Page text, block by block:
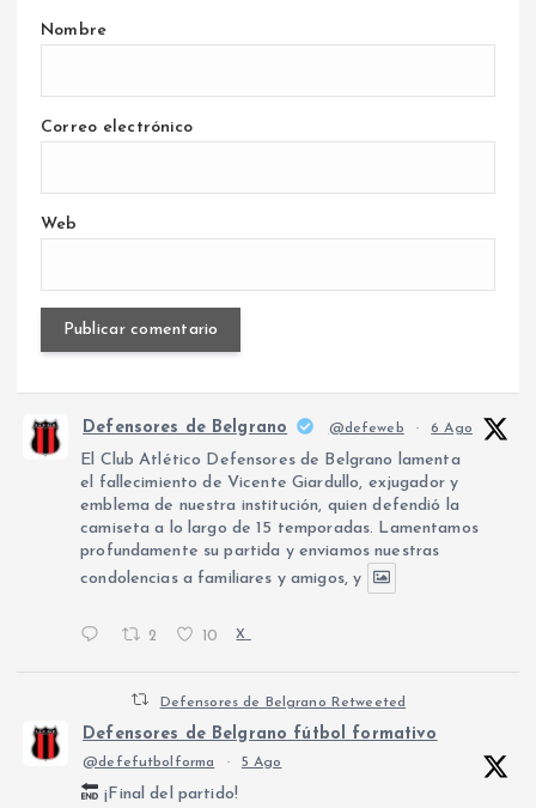
Nombre
Correo electrónico
Web
Defensores de Belgrano @defeweb · 6 Ago
El Club Atlético Defensores de Belgrano lamenta
el fallecimiento de Vicente Giardullo, exjugador y
emblema de nuestra institución, quien defendió la
camiseta a lo largo de 15 temporadas. Lamentamos
profundamente su partida y enviamos nuestras
condolencias a familiares y amigos, y
2 10 X
Defensores de Belgrano Retweeted
Defensores de Belgrano fútbol formativo
@defefutbolforma · 5 Ago
¡Final del partido!